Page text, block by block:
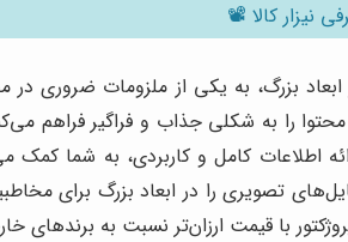
نیزار کالا 📽️
در ابعاد بزرگ، به یکی از ملزومات
را به شکلی جذاب و فراگیر فراهم
اطلاعات کامل و کاربردی، به شما
تصویری را در ابعاد بزرگ برای
با قیمت ارزان‌تر نسبت به برندهای